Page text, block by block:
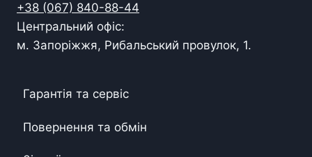
+38 (067) 840-88-44
Центральний офіс:
м. Запоріжжя, Рибальський провулок, 1.
Гарантія та сервіс
Повернення та обмін